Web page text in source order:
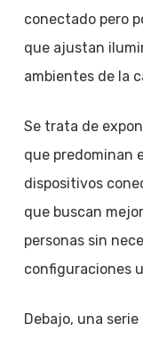
conectado pero
que ajustan
ambientes de la
Se trata de
que predominan
dispositivos
que buscan
personas sin
configuraciones
Debajo, una